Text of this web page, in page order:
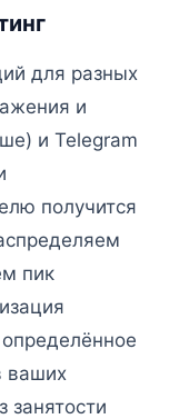
для разных
и
и Telegram
получится
пик
ваших
занятости